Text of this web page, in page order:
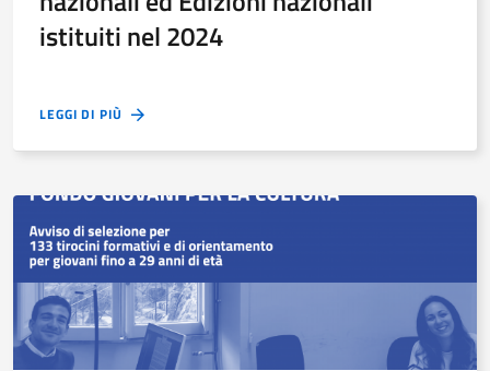
istituiti nel 2024
LEGGI DI PIÙ